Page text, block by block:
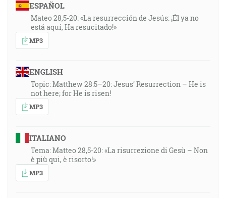
ESPAÑOL
Mateo 28,5-20: «La resurrección de Jesús: ¡Él ya no
está aquí, Ha resucitado!»
MP3
ENGLISH
Topic: Matthew 28:5–20: Jesus’ Resurrection – He is
not here; for He is risen!
MP3
ITALIANO
Tema: Matteo 28,5-20: «La risurrezione di Gesù – Non
è più qui, è risorto!»
MP3